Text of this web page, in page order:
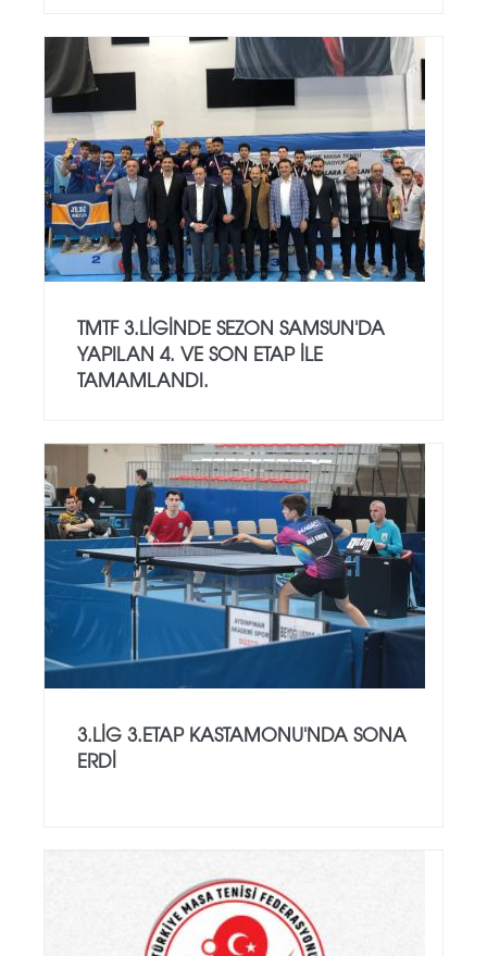
TMTF 3.LİGİNDE SEZON SAMSUN'DA
YAPILAN 4. VE SON ETAP İLE
TAMAMLANDI.
3.LİG 3.ETAP KASTAMONU'NDA SONA
ERDİ